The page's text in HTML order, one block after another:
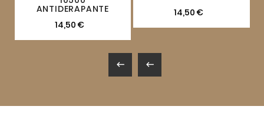
ANTIDERAPANTE
14,50 €
14,50 €
 